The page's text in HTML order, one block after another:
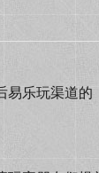
乐玩渠道的